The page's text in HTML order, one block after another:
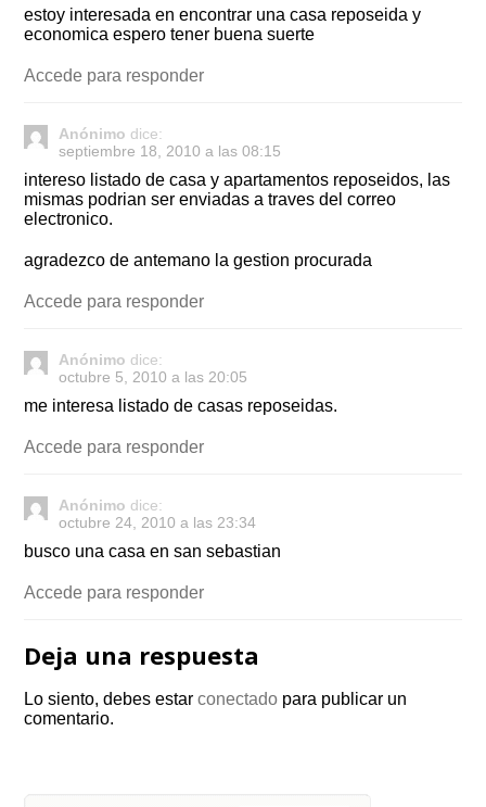
estoy interesada en encontrar una casa reposeida y
economica espero tener buena suerte
Accede para responder
Anónimo dice:
septiembre 18, 2010 a las 08:15
intereso listado de casa y apartamentos reposeidos, las
mismas podrian ser enviadas a traves del correo
electronico.
agradezco de antemano la gestion procurada
Accede para responder
Anónimo dice:
octubre 5, 2010 a las 20:05
me interesa listado de casas reposeidas.
Accede para responder
Anónimo dice:
octubre 24, 2010 a las 23:34
busco una casa en san sebastian
Accede para responder
Deja una respuesta
Lo siento, debes estarconectado para publicar un
comentario.